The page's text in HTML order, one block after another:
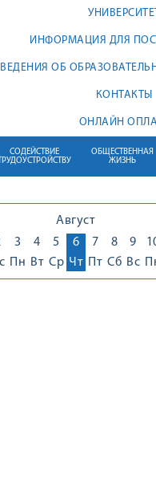
ИНФОРМАЦИЯ ДЛЯ
ОБ
КОНТАКТЫ
ОНЛАЙН
СОДЕЙСТВИЕ
ТРУДОУСТРОЙСТВУ
ОБЩЕСТВЕННАЯ
ЖИЗНЬ
Август
3
Пн
4
Вт
5
Ср
6
Чт
7
Пт
8
Сб
9
Вс